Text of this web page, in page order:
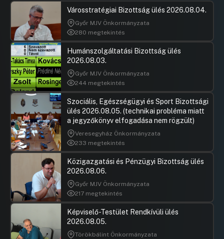
Városstratégiai Bizottság ülés 2026.08.04.
Győr MJV Önkormányzata
280 megtekintés
Humánszolgáltatási Bizottság ülés
2026.08.03.
Győr MJV Önkormányzata
244 megtekintés
Szociális, Egészségügyi és Sport Bizottsági
ülés 2026.08.05. (technikai probléma miatt
a jegyzőkönyv elfogadása nem rögzült)
Veresegyház Önkormányzata
233 megtekintés
Közigazgatási és Pénzügyi Bizottság ülés
2026.08.06.
Győr MJV Önkormányzata
217 megtekintés
Képviselő-Testület Rendkívüli ülés
2026.08.05.
Törökbálint Önkormányzata